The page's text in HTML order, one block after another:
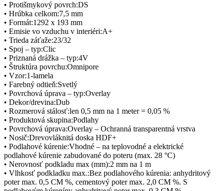
• Protišmykový povrch:DS
• Hrúbka celkom:7,5 mm
• Formát:1292 x 193 mm
• Emisie vo vzduchu v interiéri:A+
• Trieda záťaže:23/32
• Spoj – typ:Clic
• Priznaná drážka – typ:4V
• Štruktúra povrchu:Omnipore
• Vzor:1-lamela
• Farebný odtieň:Svetlý
• Povrchová úprava – typ:Overlay
• Dekor/drevina:Dub
• Rozmerová stálosť:len 0,5 mm na 1 meter = 0,05 %
• Produktová skupina:Podlahy
• Povrchová úprava:Overlay – Ochranná transparentná vrstva
• Nosič:Drevovláknitá doska HDF+
• Podlahové kúrenie:Vhodné – na teplovodné a elektrické
podlahové kúrenie zabudované do poteru (max. 28 °C)
• Nerovnosť podkladu max (mm):2 mm na 1 m
• Vlhkosť podkladku max.:Bez podlahového kúrenia: anhydritový
poter max. 0,5 CM %, cementový poter max. 2,0 CM %. S